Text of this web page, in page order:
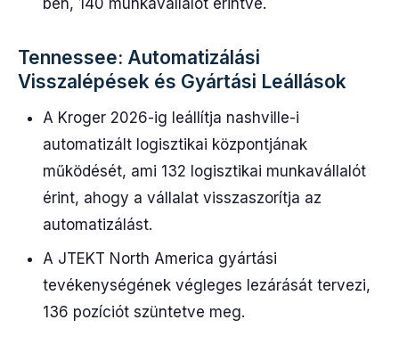
ben, 140 munkavállalót érintve.
Tennessee: Automatizálási
Visszalépések és Gyártási Leállások
A Kroger 2026-ig leállítja nashville-i
automatizált logisztikai központjának
működését, ami 132 logisztikai munkavállalót
érint, ahogy a vállalat visszaszorítja az
automatizálást.
A JTEKT North America gyártási
tevékenységének végleges lezárását tervezi,
136 pozíciót szüntetve meg.